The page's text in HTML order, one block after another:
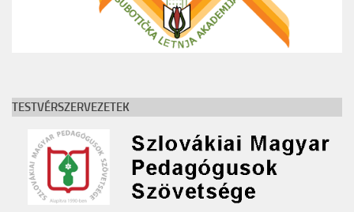
TESTVÉRSZERVEZETEK